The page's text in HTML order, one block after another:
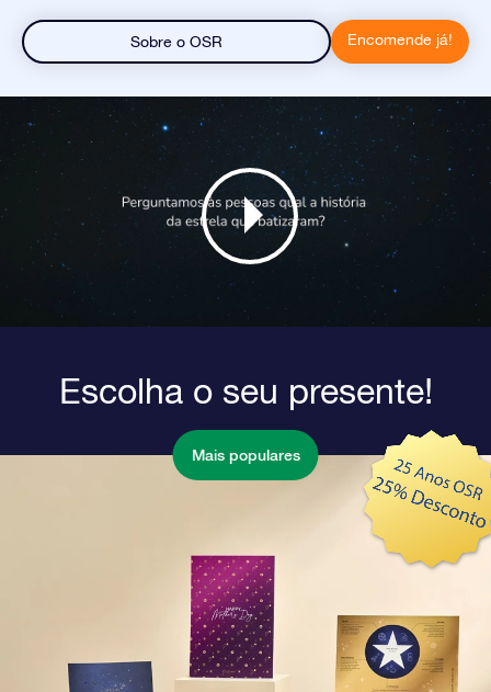
Sobre o OSR Encomende já!
Escolha o seu presente!
Mais populares